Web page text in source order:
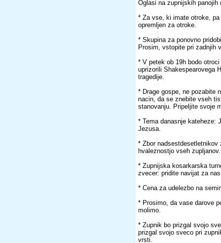
Oglasi na zupnijskih
* Za vse, ki imate otroke,
opremljen za otroke.
* Skupina za ponovno
Prosim, vstopite pri zadnjih
* V petek ob 19h bodo
uprizorili Shakespearovega
tragedije.
* Drage gospe, ne pozabite
nacin, da se znebite vseh
stanovanju. Pripeljite svoje
* Tema danasnje kateheze:
Jezusa.
* Zbor
hvaleznostjo vseh zupljanov.
* Zupnijska kosarkarska
zvecer: pridite navijat za
* Cena za udelezbo na
* Prosimo, da vase darove
molimo.
* Zupnik bo prizgal svojo
prizgal svojo sveco pri
vrsti.